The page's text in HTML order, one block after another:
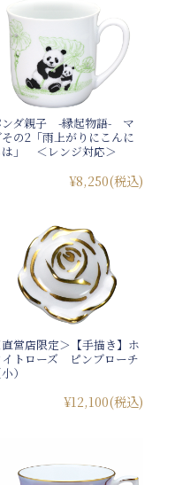
ンダ親子 -縁起物語- マ
その2「雨上がりにこんに
は」 ＜レンジ対応＞
¥8,250(税込)
営店限定＞【手描き】ホ
イトローズ ピンブローチ
小）
¥12,100(税込)